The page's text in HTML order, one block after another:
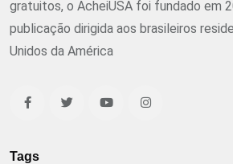
gratuitos, o AcheiUSA foi fundado em
publicação dirigida aos brasileiros
Unidos da América
Tags